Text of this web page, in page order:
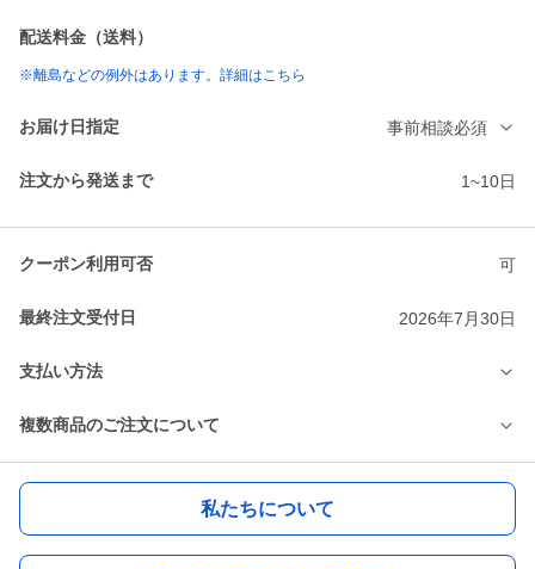
配送料金（送料）
※離島などの例外はあります。詳細はこちら
お届け日指定 事前相談必須
注文から発送まで 1~10日
クーポン利用可否 可
最終注文受付日 2026年7月30日
支払い方法
複数商品のご注文について
私たちについて